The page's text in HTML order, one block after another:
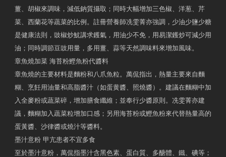
薑、胡椒來調味，減低鈉質攝取；同時大幅增加三色椒、洋葱、芹
菜、西蘭花等蔬菜的比例。註冊營養師冼雯菁亦強調，少油少鹽少糖
是健康法則，豉椒炒魷講求鑊氣，用油少不免，用易潔鑊炒可減少用
油；同時調節豆豉用量，多用薑、蒜等天然調味料來增加風味。
章魚燒加菜 海苔粉鰹魚粉代醬料
章魚燒的主要材料是麵粉和八爪魚粒。萬侃指出，熱量主要來自麵
糊、烹飪用油量和高脂醬汁（如蛋黄醬、照燒醬）。建議在麵糊中加
入全麥粉或蔬菜碎，增加膳食纖維；並奉行少醬原則。冼雯菁亦建
議，麵糊加入蔬菜粒增加口感；另用海苔粉或鰹魚粉來代替熱量高的
蛋黃醬、沙律醬或燒汁等醬料。
墨汁意粉 甲亢患者不宜多食
至於墨汁意粉，萬侃指墨汁含黑色素、蛋白質、多醣體、鐵、碘等；